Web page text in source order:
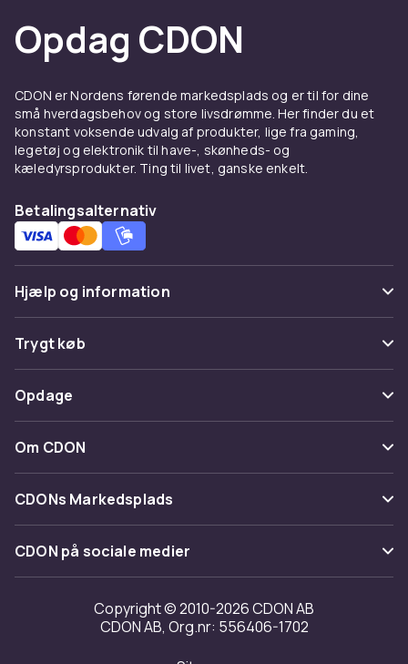
Opdag CDON
CDON er Nordens førende markedsplads og er til for dine
små hverdagsbehov og store livsdrømme. Her finder du et
konstant voksende udvalg af produkter, lige fra gaming,
legetøj og elektronik til have-, skønheds- og
kæledyrsprodukter. Ting til livet, ganske enkelt.
Betalingsalternativ
Hjælp og information
Ofte stillede spørgsmål
Spor pakke
Fortryd & returner her
Kontakt os
Trygt køb
Betaling
Levering
Tilbagekaldelser
Opdage
Kategorier
Maerke
Om CDON
Om os
Kundeanmeldelser
Arbejd på CDON
Investor relations
Tilgængelighed
CDONs Markedsplads
Merchant Help Center
CDON på sociale medier
Copyright © 2010-2026 CDON AB
CDON AB, Org.nr: 556406-1702